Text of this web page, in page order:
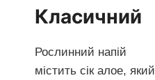
Класичний
Рослинний напій
містить сік алое, який